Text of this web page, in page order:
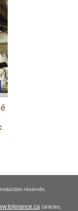
réservés.
(articles,